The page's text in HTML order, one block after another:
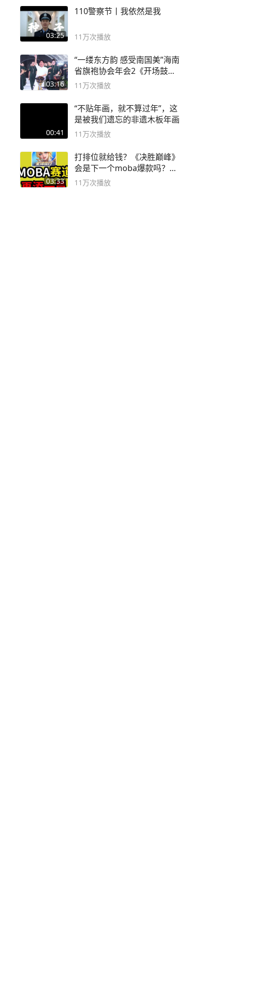
03:25
110警察节丨我依然是我
11万次播放
03:16
“一缕东方韵 感受南国美”海南
省旗袍协会年会2《开场鼓》
二团
11万次播放
00:41
“不贴年画，就不算过年”，这
是被我们遗忘的非遗木板年画
11万次播放
03:33
打排位就给钱？《决胜巅峰》
会是下一个moba爆款吗？#
决胜巅峰
11万次播放